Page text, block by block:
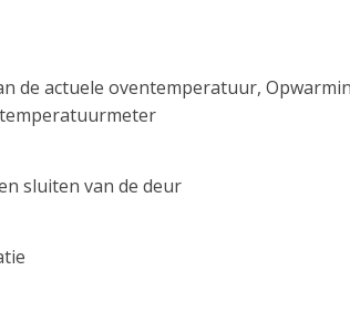
de actuele oventemperatuur,
sluiten van de deur